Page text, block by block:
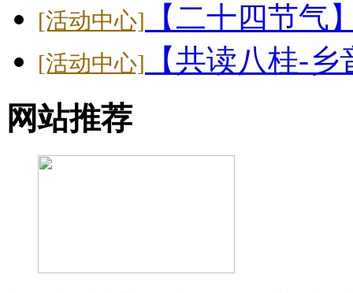
[活动中心] 【二十四节气
[活动中心] 【共读八桂-
网站推荐